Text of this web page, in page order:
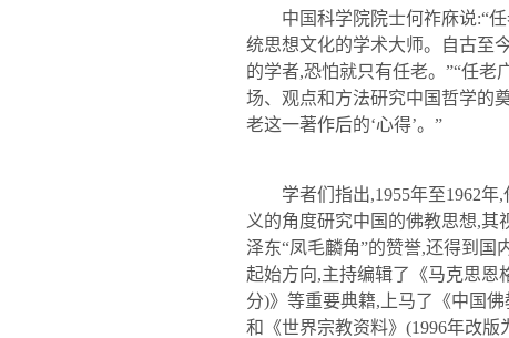
中国科学院院士何祚庥说:“
统思想文化的学术大师。自古至
的学者,恐怕就只有任老。”“任老
场、观点和方法研究中国哲学的
老这一著作后的‘心得’。”
学者们指出,1955年至1962年,
义的角度研究中国的佛教思想,其
泽东“凤毛麟角”的赞誉,还得到国
起始方向,主持编辑了《马克思恩
分)》等重要典籍, 上马了《中国
和《世界宗教资料》 (1996年改版